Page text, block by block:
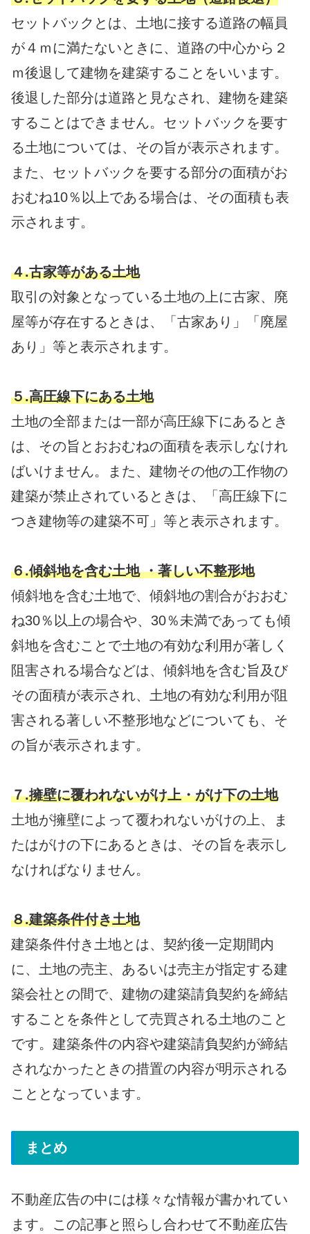
セットバックとは、土地に接する道路の幅員
が４ｍに満たないときに、道路の中心から２
ｍ後退して建物を建築することをいいます。
後退した部分は道路と見なされ、建物を建築
することはできません。セットバックを要す
る土地については、その旨が表示されます。
また、セットバックを要する部分の面積がお
おむね10％以上である場合は、その面積も表
示されます。
４.古家等がある土地
取引の対象となっている土地の上に古家、廃
屋等が存在するときは、「古家あり」「廃屋
あり」等と表示されます。
５.高圧線下にある土地
土地の全部または一部が高圧線下にあるとき
は、その旨とおおむねの面積を表示しなけれ
ばいけません。また、建物その他の工作物の
建築が禁止されているときは、「高圧線下に
つき建物等の建築不可」等と表示されます。
６.傾斜地を含む土地 ・著しい不整形地
傾斜地を含む土地で、傾斜地の割合がおおむ
ね30％以上の場合や、30％未満であっても傾
斜地を含むことで土地の有効な利用が著しく
阻害される場合などは、傾斜地を含む旨及び
その面積が表示され、土地の有効な利用が阻
害される著しい不整形地などについても、そ
の旨が表示されます。
７.擁壁に覆われないがけ上・がけ下の土地
土地が擁壁によって覆われないがけの上、ま
たはがけの下にあるときは、その旨を表示し
なければなりません。
８.建築条件付き土地
建築条件付き土地とは、契約後一定期間内
に、土地の売主、あるいは売主が指定する建
築会社との間で、建物の建築請負契約を締結
することを条件として売買される土地のこと
です。建築条件の内容や建築請負契約が締結
されなかったときの措置の内容が明示される
こととなっています。
まとめ
不動産広告の中には様々な情報が書かれてい
ます。この記事と照らし合わせて不動産広告